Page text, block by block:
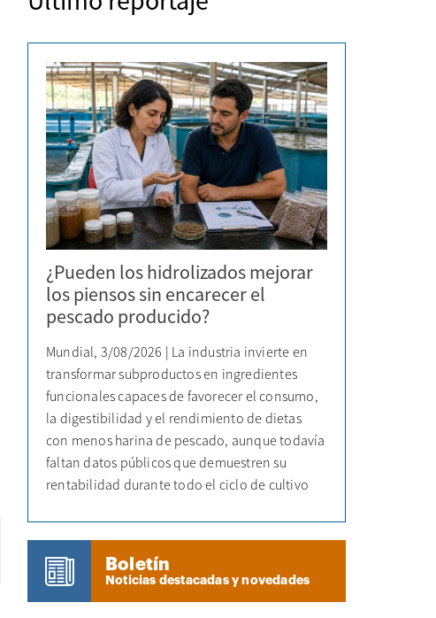
¿Pueden los hidrolizados mejorar
los piensos sin encarecer el
pescado producido?
Mundial, 3/08/2026 | La industria invierte en
transformar subproductos en ingredientes
funcionales capaces de favorecer el consumo,
la digestibilidad y el rendimiento de dietas
con menos harina de pescado, aunque todavía
faltan datos públicos que demuestren su
rentabilidad durante todo el ciclo de cultivo
Boletín
Noticias destacadas y novedades